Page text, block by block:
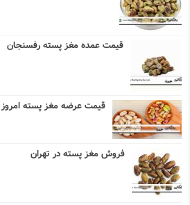
قیمت عمده مغز پسته رفسنجان
قیمت عرضه مغز پسته امروز
فروش مغز پسته در تهران